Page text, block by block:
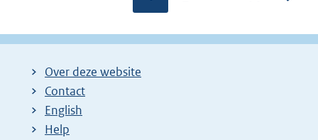
g
g
l
Over deze website
Contact
English
Help